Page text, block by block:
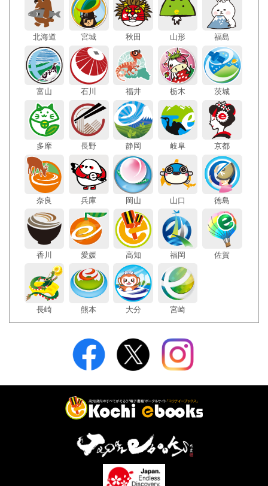
北海道 宮城 秋田 山形 福島
富山 石川 福井 栃木 茨城
多摩 長野 静岡 岐阜 京都
奈良 兵庫 岡山 山口 徳島
香川 愛媛 高知 福岡 佐賀
長崎 熊本 大分 宮崎